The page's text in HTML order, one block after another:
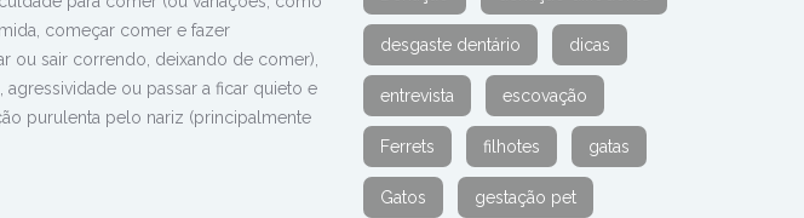
começar comer e fazer
ou sair correndo, deixando de comer),
ou passar a ficar quieto e
purulenta pelo nariz (principalmente
desgaste dentário dicas
entrevista escovação
Ferrets filhotes gatas
Gatos gestação pet